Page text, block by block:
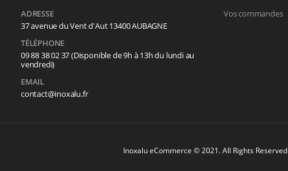
ADRESSE
37 avenue du Vent d'Aut 13400 AUBAGNE
TÉLÉPHONE
09 88 38 02 37 (Disponible de 9h à 13h du lundi au
vendredi)
EMAIL
contact@inoxalu.fr
Vos commandes
Inoxalu eCommerce © 2021. All Rights Reserved